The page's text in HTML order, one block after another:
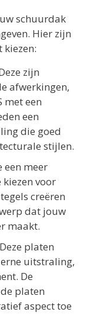
schuurdak
Hier zijn
zijn
afwerkingen,
met een
een
die goed
stijlen.
een meer
voor
creëren
dat jouw
maakt.
platen
uitstraling,
De
platen
aspect toe